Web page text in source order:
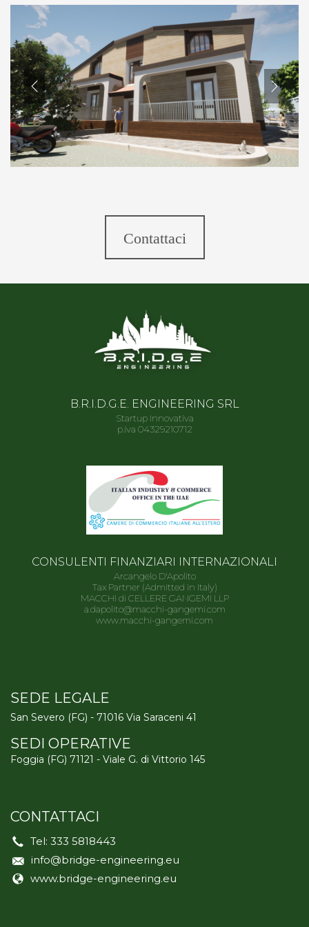
Contattaci
B.R.I.D.G.E. ENGINEERING SRL
Startup Innovativa
p.iva 04329210712
CONSULENTI FINANZIARI INTERNAZIONALI
Arcangelo D'Apolito
Tax Partner (Admitted in Italy)
MACCHI di CELLERE GANGEMI LLP
a.dapolito@macchi-gangemi.com
www.macchi-gangemi.com
SEDE LEGALE
San Severo (FG) - 71016 Via Saraceni 41
SEDI OPERATIVE
Foggia (FG) 71121 - Viale G. di Vittorio 145
CONTATTACI
Tel: 333 5818443
info@bridge-engineering.eu
www.bridge-engineering.eu